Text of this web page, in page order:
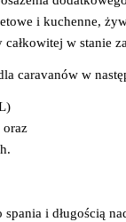
i kuchenne,
w stanie
caravanów w
oraz
i długością